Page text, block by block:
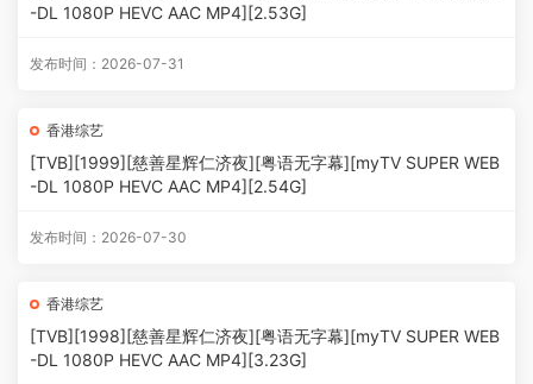
-DL 1080P HEVC AAC MP4][2.53G]
发布时间：2026-07-31
香港综艺
[TVB][1999][慈善星辉仁济夜][粤语无字幕][myTV SUPER WEB
-DL 1080P HEVC AAC MP4][2.54G]
发布时间：2026-07-30
香港综艺
[TVB][1998][慈善星辉仁济夜][粤语无字幕][myTV SUPER WEB
-DL 1080P HEVC AAC MP4][3.23G]